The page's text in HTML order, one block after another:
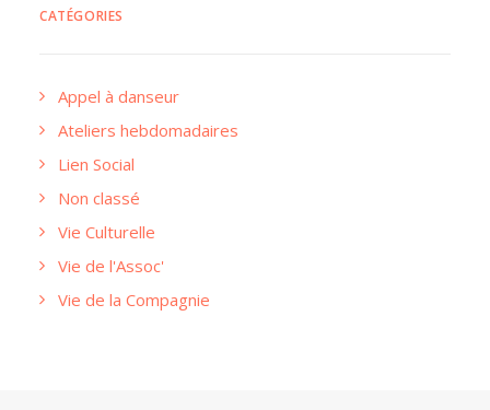
CATÉGORIES
Appel à danseur
Ateliers hebdomadaires
Lien Social
Non classé
Vie Culturelle
Vie de l'Assoc'
Vie de la Compagnie